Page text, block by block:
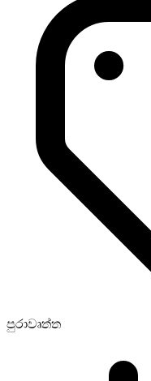
පුරාවෘත්ත